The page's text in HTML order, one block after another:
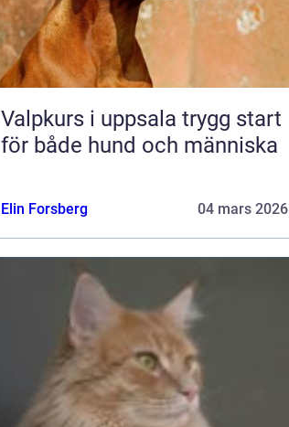
Valpkurs i uppsala trygg start
för både hund och människa
Elin Forsberg 04 mars 2026